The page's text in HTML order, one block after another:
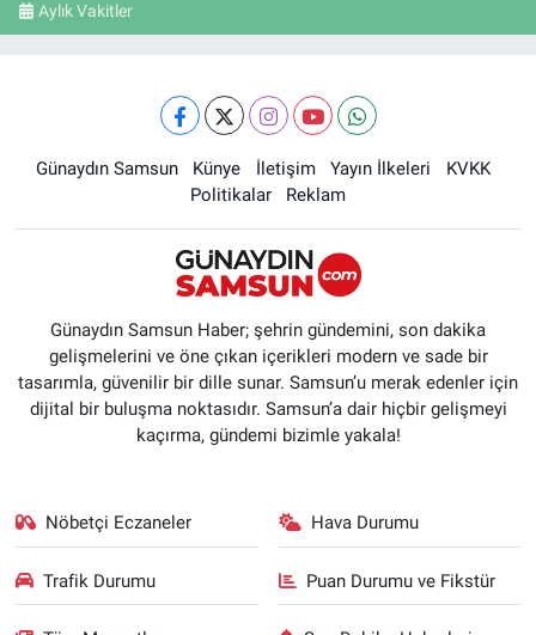
Aylık Vakitler
Günaydın Samsun Künye İletişim Yayın İlkeleri
KVKK
Politikalar
Reklam
Günaydın Samsun Haber; şehrin gündemini, son dakika
gelişmelerini ve öne çıkan içerikleri modern ve sade bir
tasarımla, güvenilir bir dille sunar. Samsun’u merak edenler için
dijital bir buluşma noktasıdır. Samsun’a dair hiçbir gelişmeyi
kaçırma, gündemi bizimle yakala!
Nöbetçi Eczaneler Hava Durumu
Trafik Durumu Puan Durumu ve Fikstür